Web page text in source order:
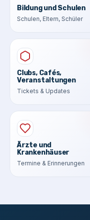
Bildung und Schulen
Schulen, Eltern, Schüler
Clubs, Cafés,
Veranstaltungen
Tickets & Updates
Ärzte und
Krankenhäuser
Termine & Erinnerungen